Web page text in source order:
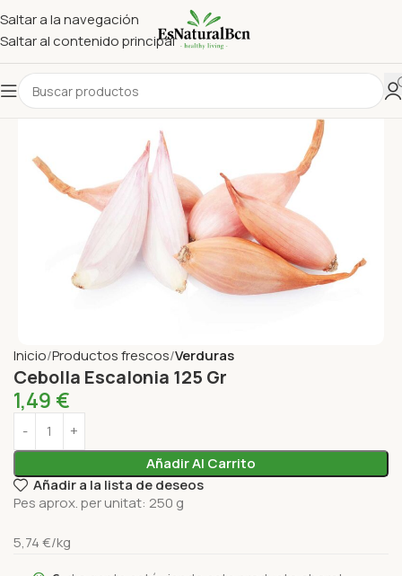
Saltar a la navegación
Saltar al contenido principal
Inicio Productos frescos Verduras
Cebolla Escalonia 125 Gr
1,49 €
Añadir Al Carrito
Añadir a la lista de deseos
Pes aprox. per unitat: 250 g
5,74€/kg